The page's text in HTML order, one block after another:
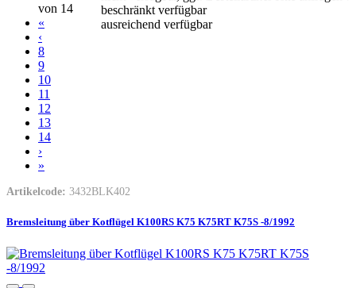
beschränkt verfügbar
ausreichend verfügbar
von 14
«
‹
8
9
10
11
12
13
14
›
»
Artikelcode: 3432BLK402
Bremsleitung über Kotflügel K100RS K75 K75RT K75S -8/1992